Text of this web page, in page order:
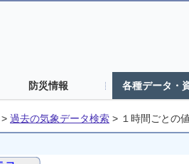
防災情報 各種データ・
> 過去の気象データ検索 > １時間ごとの